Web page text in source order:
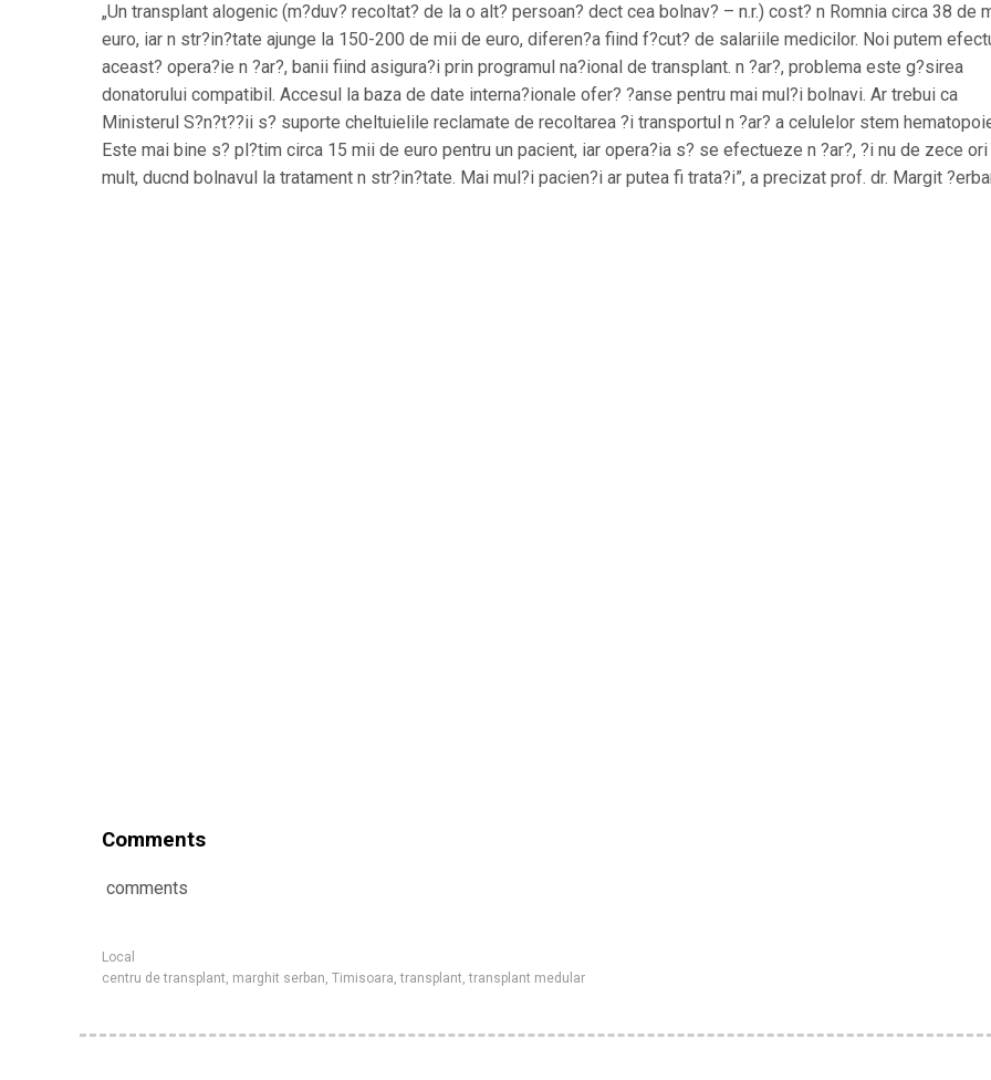
„Un transplant alogenic (m?duv? recoltat? de la o alt? persoan? dect cea bolnav? – n.r.) cost? n Romnia circa 38 de
euro, iar n str?in?tate ajunge la 150-200 de mii de euro, diferen?a fiind f?cut? de salariile medicilor. Noi putem
aceast? opera?ie n ?ar?, banii fiind asigura?i prin programul na?ional de transplant. n ?ar?, problema este g?sirea
donatorului compatibil. Accesul la baza de date interna?ionale ofer? ?anse pentru mai mul?i bolnavi. Ar trebui ca
Ministerul S?n?t??ii s? suporte cheltuielile reclamate de recoltarea ?i transportul n ?ar? a celulelor stem
Este mai bine s? pl?tim circa 15 mii de euro pentru un pacient, iar opera?ia s? se efectueze n ?ar?, ?i nu de zece
mult, ducnd bolnavul la tratament n str?in?tate. Mai mul?i pacien?i ar putea fi trata?i”, a precizat prof. dr. Margit
Comments
comments
Local
centru de transplant, marghit serban, Timisoara,transplant,transplant medular